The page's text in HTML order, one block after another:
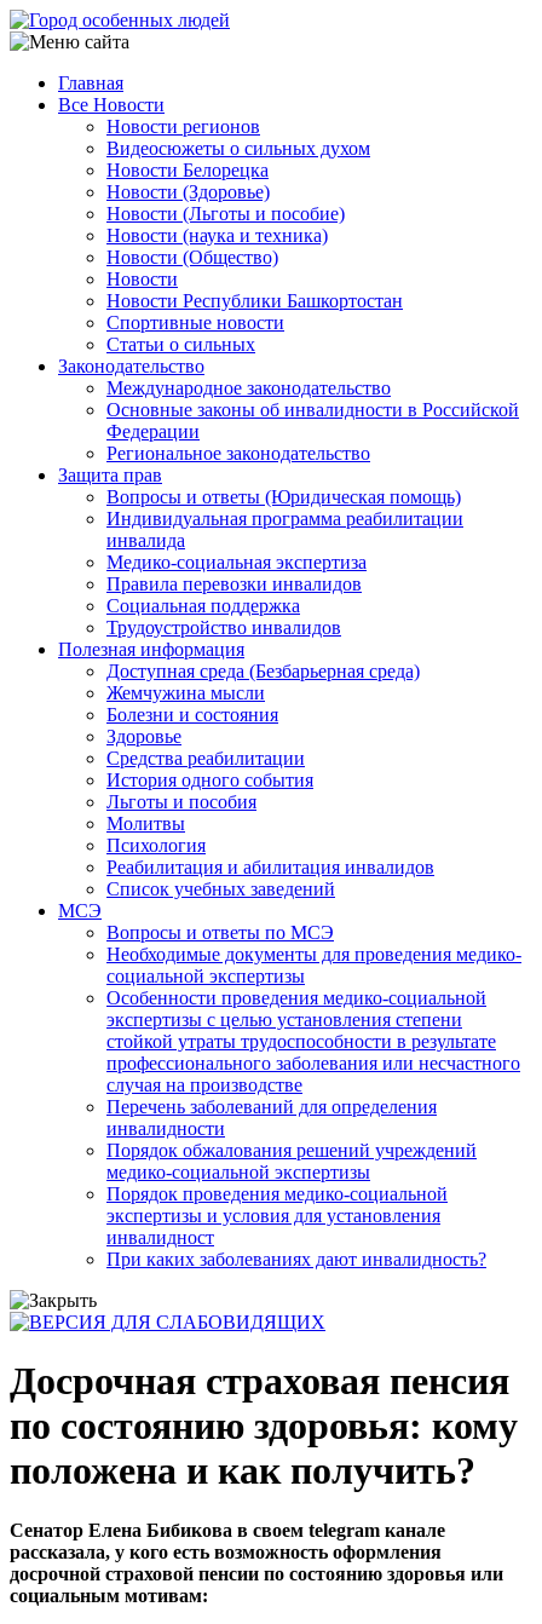
Перейти
к
содержанию
Main
navigation
Главная
Все Новости
Новости регионов
Видеосюжеты о сильных духом
Новости Белорецка
Новости (Здоровье)
Новости (Льготы и пособие)
Новости (наука и техника)
Новости (Общество)
Новости
Новости Республики Башкортостан
Спортивные новости
Статьи о сильных
Законодательство
Международное законодательство
Основные законы об инвалидности в Российской
Федерации
Региональное законодательство
Защита прав
Вопросы и ответы (Юридическая помощь)
Индивидуальная программа реабилитации
инвалида
Медико-социальная экспертиза
Правила перевозки инвалидов
Социальная поддержка
Трудоустройство инвалидов
Полезная информация
Доступная среда (Безбарьерная среда)
Жемчужина мысли
Болезни и состояния
Здоровье
Средства реабилитации
История одного события
Льготы и пособия
Молитвы
Психология
Реабилитация и абилитация инвалидов
Список учебных заведений
МСЭ
Вопросы и ответы по МСЭ
Необходимые документы для проведения медико-
социальной экспертизы
Особенности проведения медико-социальной
экспертизы с целью установления степени
стойкой утраты трудоспособности в результате
профессионального заболевания или несчастного
случая на производстве
Перечень заболеваний для определения
инвалидности
Порядок обжалования решений учреждений
медико-социальной экспертизы
Порядок проведения медико-социальной
экспертизы и условия для установления
инвалидност
При каких заболеваниях дают инвалидность?
Досрочная страховая пенсия
по состоянию здоровья: кому
положена и как получить?
Сенатор Елена Бибикова в своем telegram канале
рассказала, у кого есть возможность оформления
досрочной страховой пенсии по состоянию здоровья или
социальным мотивам: